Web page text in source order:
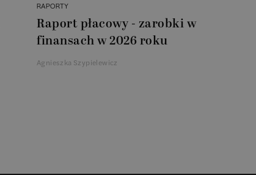
RAPORTY
Raport płacowy - zarobki w
finansach w 2026 roku
Agnieszka Szypielewicz